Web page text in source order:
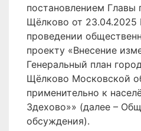
постановлением Главы
Щёлково от
проведении
проекту «Внесение
Генеральный план
Щёлково Московской
применительно к
Здехово»» (далее –
обсуждения).